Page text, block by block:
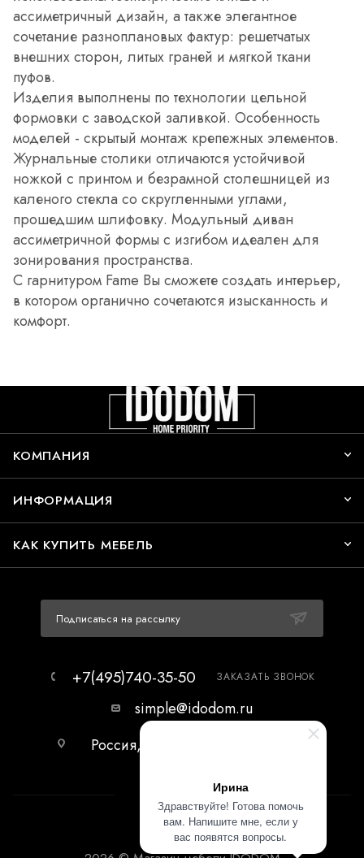
Ирина
Здравствуйте! Готова помочь
вам. Напишите мне, если у
вас появятся вопросы.
ассиметричный дизайн, а также элегантное
сочетание разноплановых фактур: решетчатых
внешних сторон, литых граней и мягкой ткани
пуфов.
Изделия выполнены по технологии цельной
формовки с заводской заливкой. Особенность
моделей - скрытый монтаж крепежных элементов.
Журнальные столики отличаются устойчивой
ножкой с принтом и безрамной столешницей из
каленого стекла со скругленными углами,
прошедшим шлифовку. Модульный диван
ассиметричной формы с изгибом идеален для
зонирования пространства.
С гарнитуром Fame Вы сможете создать интерьер,
в котором органично сочетаются изысканность и
комфорт.
КОМПАНИЯ
ИНФОРМАЦИЯ
КАК КУПИТЬ МЕБЕЛЬ
Подписаться на рассылку
+7(495)740-35-50 ЗАКАЗАТЬ ЗВОНОК
simple@idodom.ru
Россия, г.Москва, МЦ Гранд-2,